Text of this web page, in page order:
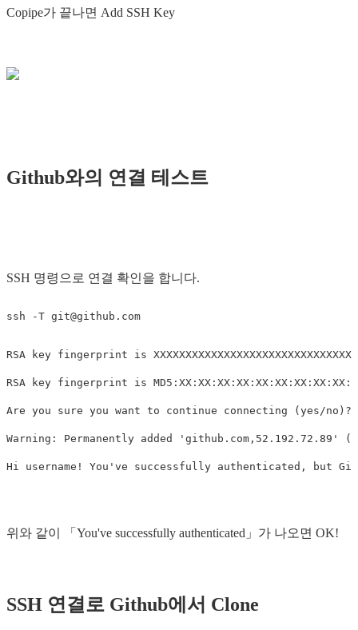
Copipe가 끝나면 Add SSH Key
Github와의 연결 테스트
SSH 명령으로 연결 확인을 합니다.
ssh -T git@github.com
RSA key fingerprint is
RSA key fingerprint is
Are you sure you want to continue connecting (yes/no)?
Warning: Permanently added
위와 같이 「You've successfully authenticated」가 나오면 OK!
SSH 연결로 Github에서 Clone